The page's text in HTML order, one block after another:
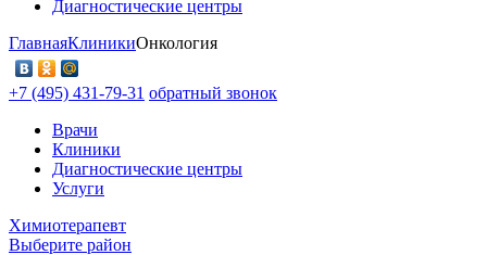
Диагностические центры
ГлавнаяКлиникиОнкология
+7 (495) 431-79-31 обратный звонок
Врачи
Клиники
Диагностические центры
Услуги
Химиотерапевт
Выберите район